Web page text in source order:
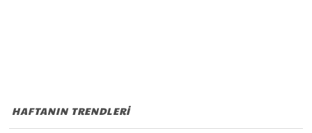
HAFTANIN TRENDLERİ